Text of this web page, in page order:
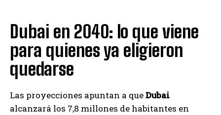
Dubai en 2040: lo que viene
para quienes ya eligieron
quedarse
Las proyecciones apuntan a queDubai
alcanzará los 7,8 millones de habitantes en